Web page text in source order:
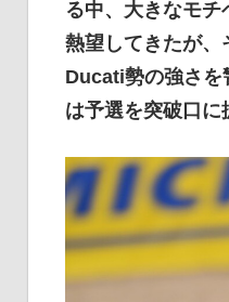
る中、大きなモ
熱望してきたが、
Ducati勢の強さを
は予選を突破口に